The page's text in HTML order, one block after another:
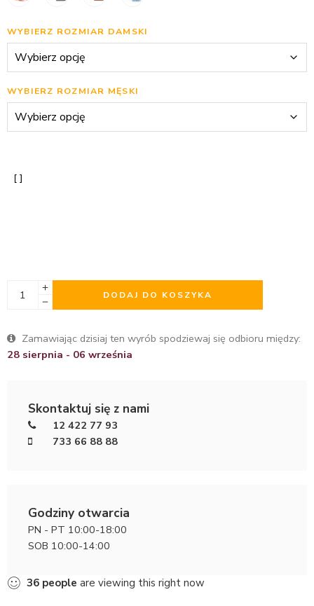
WYBIERZ ROZMIAR DAMSKI
WYBIERZ ROZMIAR MĘSKI
DODAJ DO KOSZYKA
Zamawiając dzisiaj ten wyrób spodziewaj się odbioru między:
28 sierpnia - 06 września
Skontaktuj się z nami
12 422 77 93
733 66 88 88
Godziny otwarcia
PN - PT 10:00-18:00
SOB 10:00-14:00
36 people are viewing this right now